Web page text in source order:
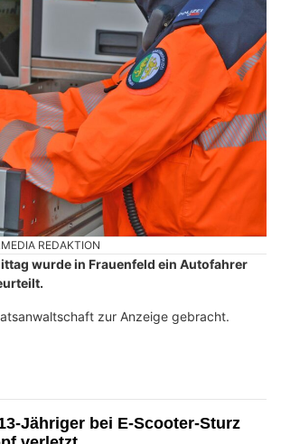
REDAKTION
wurde in Frauenfeld ein Autofahrer
zur Anzeige gebracht.
Jähriger bei E-Scooter-Sturz